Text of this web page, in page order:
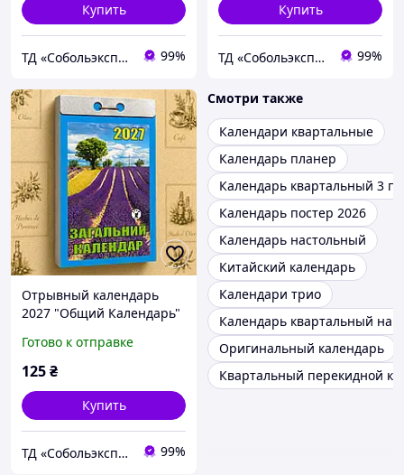
Купить
ТД «Собольэкспресс» 99%
Купить
ТД «Собольэкспресс» 99%
Отрывный календарь
2027 "Общий Календарь"
украинский язык
Готово к отправке
125₴
Купить
ТД «Собольэкспресс» 99%
Смотри также
Календари квартальные
Календарь планер
Календарь квартальный 3
Календарь постер 2026
Календарь настольный
Китайский календарь
Календари трио
Календарь квартальный на
Оригинальный календарь
Квартальный перекидной